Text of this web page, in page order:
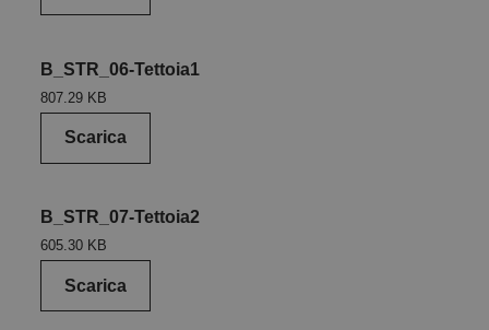
B_STR_06-Tettoia1
807.29 KB
Scarica
B_STR_07-Tettoia2
605.30 KB
Scarica